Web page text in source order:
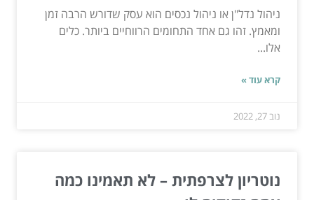
ניהול נדל"ן או ניהול נכסים הוא עסק שדורש הרבה זמן
ומאמץ. זהו גם אחד התחומים הרווחיים ביותר. כלים
אלו...
קרא עוד »
נוב 27, 2022
נוטריון לצרפתית – לא תאמינו כמה